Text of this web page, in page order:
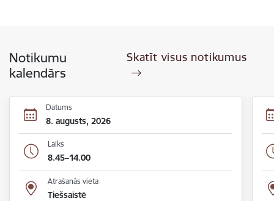
Notikumu
kalendārs
Skatīt visus notikumus
Datums
8. augusts, 2026
Laiks
8.45–14.00
Atrašanās vieta
Tiešsaistē